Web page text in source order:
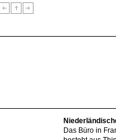
Das Büro in